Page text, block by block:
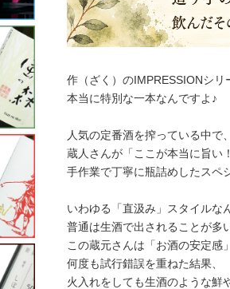
作（ざく）のIMPRESSIONシリ
本当に特別な一本なんですよ♪
人気の定番酒を搾っている中で、
蔵人さんが「ここが本当に旨い
手作業で丁寧に瓶詰めしたスペ
いわゆる「直汲み」スタイルな
普通は生酒で出されることが多
この蔵元さんは「お酒の安定感
何度も試行錯誤を重ねた結果、
火入れをしても生酒のような鮮